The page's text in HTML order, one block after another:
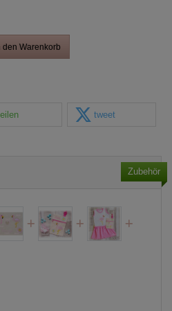
den Warenkorb
tweet
Zubehör